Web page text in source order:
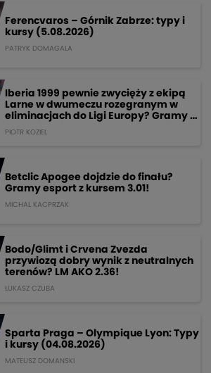
Ferencvaros – Górnik Zabrze: typy i
kursy (5.08.2026)
PATRYK DOMAGALA
Iberia 1999 pewnie zwycięży z ekipą
Larne w dwumeczu rozegranym w
eliminacjach do Ligi Europy? Gramy o
PIOTR KOZIEL
Betclic Apogee dojdzie do finału?
Gramy esport z kursem 3.01!
MICHAL KACPRZAK
Bodo/Glimt i Crvena Zvezda
przywiozą dobry wynik z neutralnych
terenów? LM AKO 2.36!
ŁUKASZ CZUBA
Sparta Praga – Olympique Lyon: Typy
i kursy (04.08.2026)
MATEUSZ DOMANSKI